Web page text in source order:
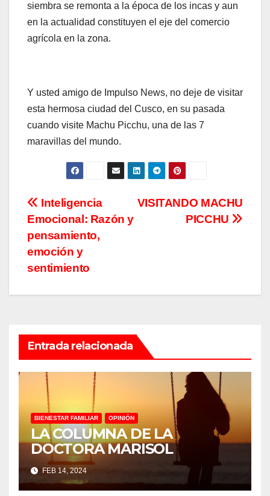
siembra se remonta a la época de los incas y aun
en la actualidad constituyen el eje del comercio
agrícola en la zona.
Y usted amigo de Impulso News, no deje de visitar
esta hermosa ciudad del Cusco, en su pasada
cuando visite Machu Picchu, una de las 7
maravillas del mundo.
Navegación
de
entradas
VISITANDO MACHU
PICCHU
Inteligencia
Emocional: Razón y
pensamiento,
emoción y
sentimiento
Entrada relacionada
BIENESTAR FAMILIAR OPINIÓN
LA COLUMNA DE LA
DOCTORA MARISOL
FEB 14, 2024